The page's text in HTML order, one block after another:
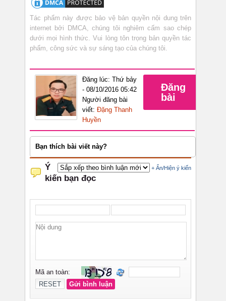
Tác phẩm này được bảo vệ bản quyền nội dung trên
internet bởi DMCA, chúng tôi nghiêm cấm sao chép
dưới mọi hình thức. Vui lòng tôn trọng bản quyền tác
phẩm, công sức và sự sáng tạo của chúng tôi.
Đăng lúc: Thứ bảy
- 08/10/2016 05:42
Người đăng bài
viết: Đặng Thanh
Huyền
Đăng
bài
Bạn thích bài viết này?